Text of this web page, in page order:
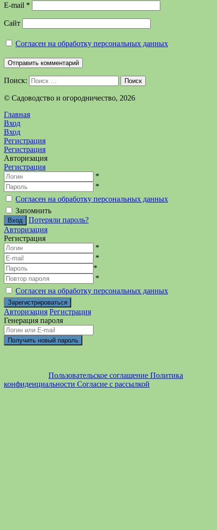
E-mail *
Сайт
Согласен на обработку персональных данных
Поиск: Поиск
©️ Садоводство и огородничество, 2026
Главная
Вход
Вход
Регистрация
Регистрация
Авторизация
Регистрация
*
*
Согласен на обработку персональных данных
Запомнить
Потеряли пароль?
Авторизация
Регистрация
*
*
*
*
Согласен на обработку персональных данных
Авторизация Регистрация
Генерация пароля
Пользовательское соглашение Политика
конфиденциальности Согласие с рассылкой